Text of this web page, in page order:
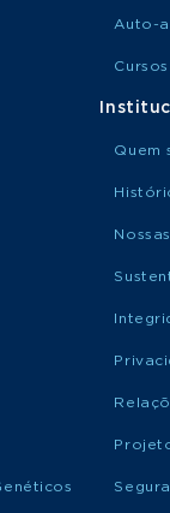
Auto-
Quem